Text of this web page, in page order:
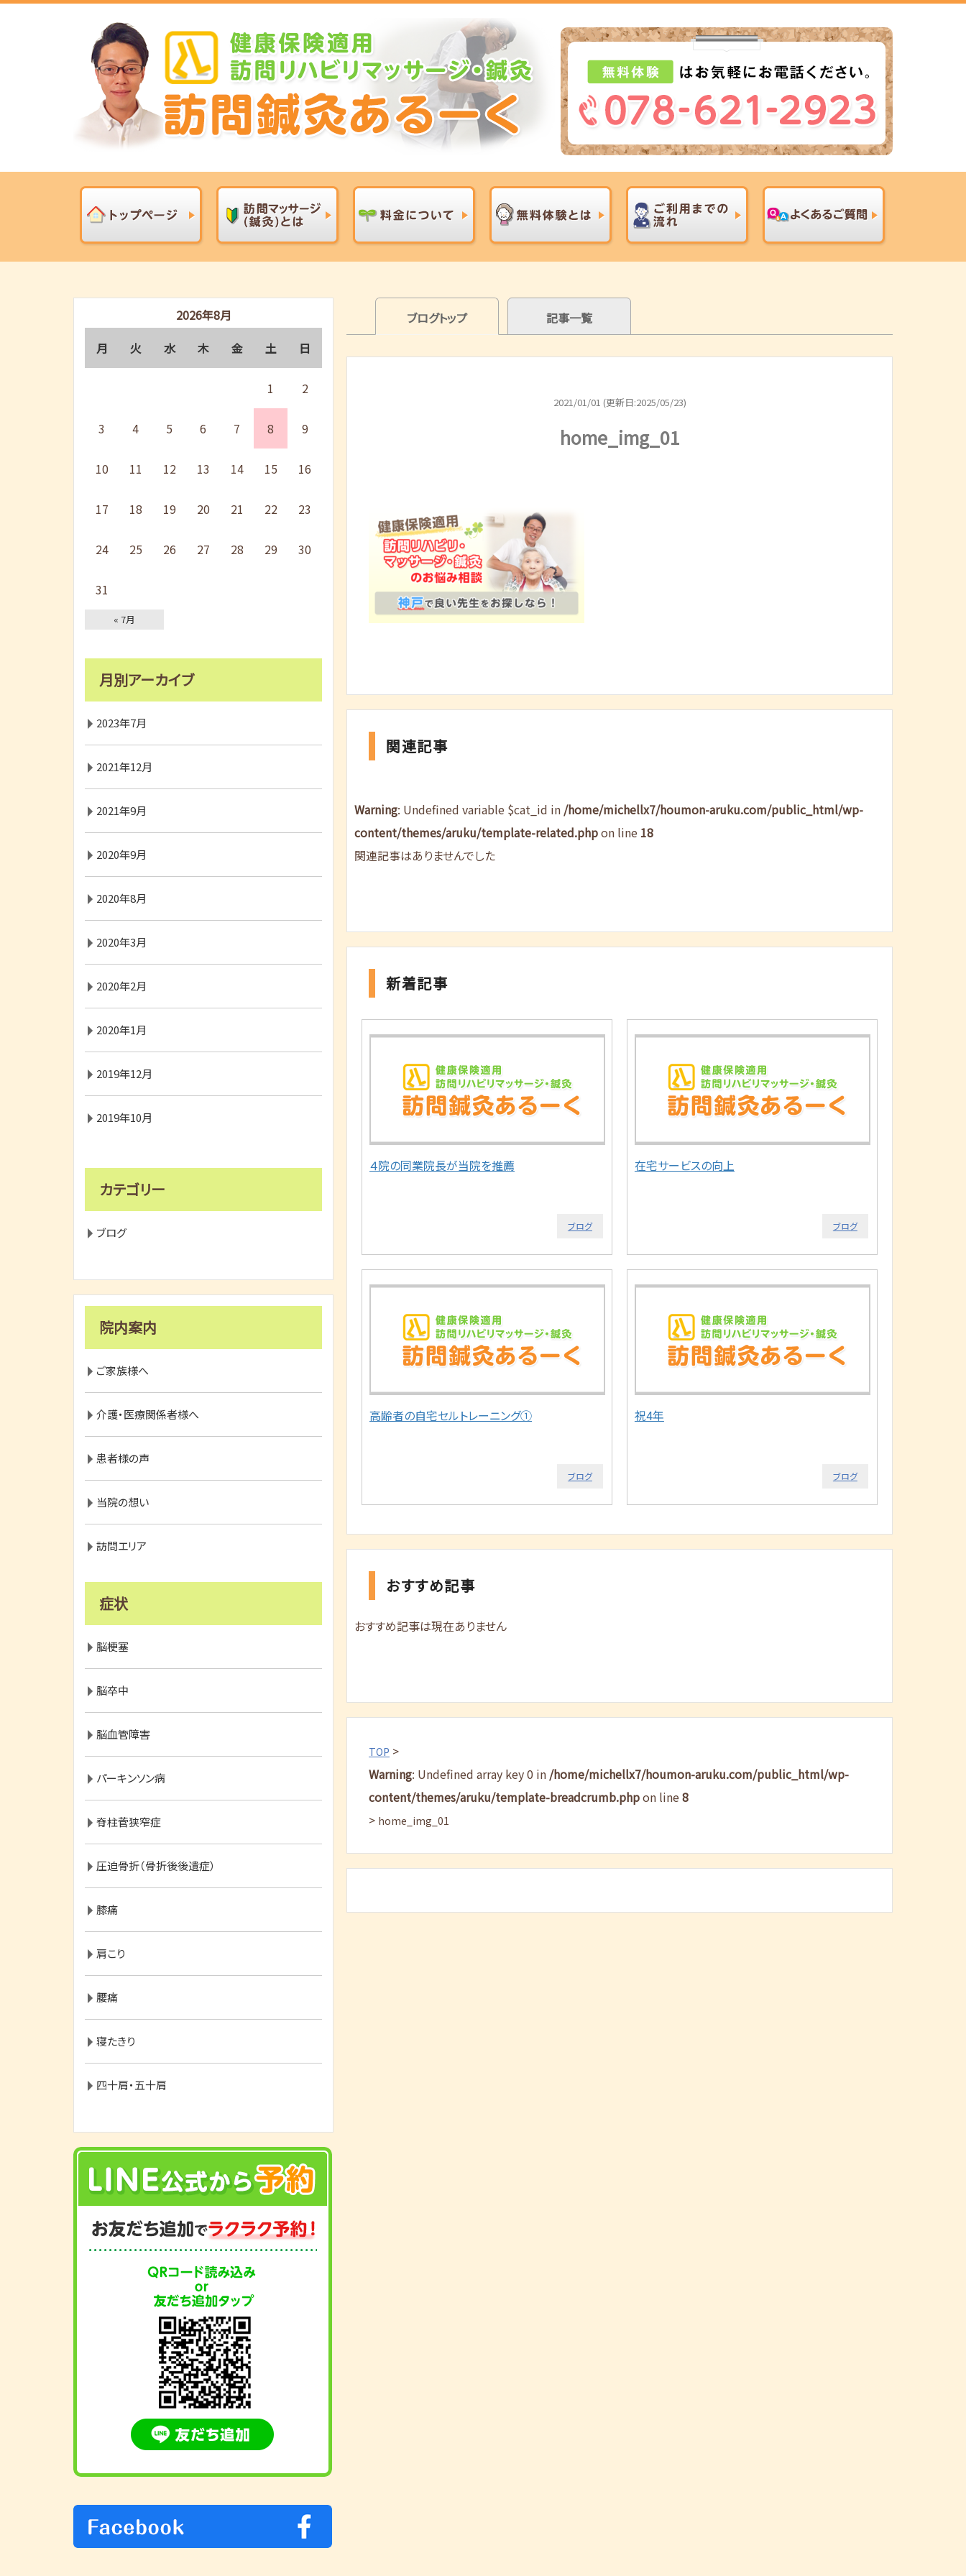
ブログトップ 記事一覧
2021/01/01 (更新日:2025/05/23)
home_img_01
関連記事
Warning: Undefined variable $cat_id in /home/michellx7/houmon-aruku.com/public_html/wp-
content/themes/aruku/template-related.phpon line 18
関連記事はありませんでした
新着記事
４院の同業院長が当院を推薦
ブログ
在宅サービスの向上
ブログ
高齢者の自宅セルトレーニング①
ブログ
祝4年
ブログ
おすすめ記事
おすすめ記事は現在ありません
TOP >
Warning: Undefined array key 0 in /home/michellx7/houmon-aruku.com/public_html/wp-
content/themes/aruku/template-breadcrumb.phpon line8
> home_img_01
2026年8月
月
火 水 木 金 土 日
1 2
3 4 5 6 7 8 9
10 11 12 13 14 15 16
17 18 19 20 21 22 23
24 25 26 27 28 29 30
31
« 7月
月別アーカイブ
2023年7月
2021年12月
2021年9月
2020年9月
2020年8月
2020年3月
2020年2月
2020年1月
2019年12月
2019年10月
カテゴリー
ブログ
院内案内
ご家族様へ
介護・医療関係者様へ
患者様の声
当院の想い
訪問エリア
症状
脳梗塞
脳卒中
脳血管障害
パーキンソン病
脊柱菅狭窄症
圧迫骨折（骨折後後遺症）
膝痛
肩こり
腰痛
寝たきり
四十肩・五十肩